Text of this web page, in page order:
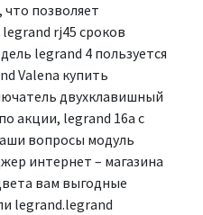
позволяет
rj45 сроков
legrand 4 пользуется
Valena купить
двухклавишный
акции, legrand 16а с
вопросы модуль
интернет – магазина
вам выгодные
legrand.legrand